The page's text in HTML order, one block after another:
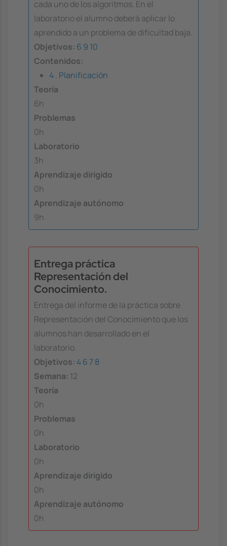
cada uno de los algoritmos. En el
laboratorio el alumno deberá aplicar lo
aprendido a un problema de dificultad baja.
Objetivos: 6 9 10
Contenidos:
4 . Planificación
Teoría
6h
Problemas
0h
Laboratorio
3h
Aprendizaje dirigido
0h
Aprendizaje autónomo
9h
Entrega práctica
Representación del
Conocimiento.
Entrega del informe de la práctica sobre
Representación del Conocimiento que los
alumnos han desarrollado en el
laboratorio.
Objetivos: 46 7 8
Semana: 12
Teoría
0h
Problemas
0h
Laboratorio
0h
Aprendizaje dirigido
0h
Aprendizaje autónomo
0h